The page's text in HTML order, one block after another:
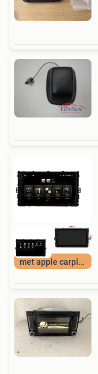
met apple carplay